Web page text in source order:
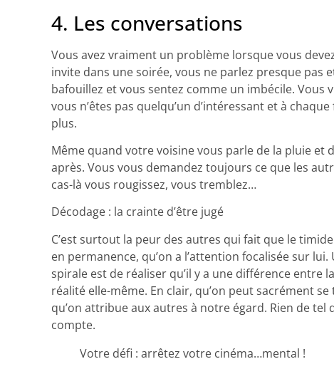
4. Les conversations
Vous avez vraiment un problème lorsque vous
invite dans une soirée, vous ne parlez presque pas
bafouillez et vous sentez comme un imbécile. Vous
vous n’êtes pas quelqu’un d’intéressant et à
plus.
Même quand votre voisine vous parle de la pluie et
après. Vous vous demandez toujours ce que les
cas-là vous rougissez, vous tremblez…
Décodage : la crainte d’être jugé
C’est surtout la peur des autres qui fait que le
en permanence, qu’on a l’attention focalisée sur
spirale est de réaliser qu’il y a une différence entre
réalité elle-même. En clair, qu’on peut sacrément
qu’on attribue aux autres à notre égard. Rien de tel
compte.
Votre défi : arrêtez votre cinéma…mental !